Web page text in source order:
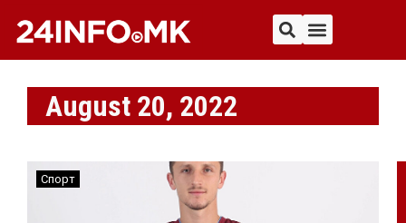
August 20, 2022
Спорт